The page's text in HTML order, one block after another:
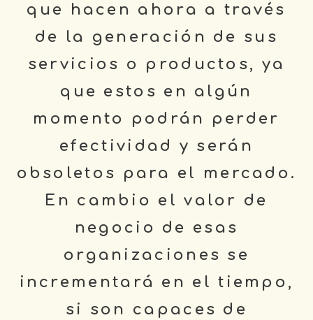
que hacen ahora a través
de la generación de sus
servicios o productos, ya
que estos en algún
momento podrán perder
efectividad y serán
obsoletos para el mercado.
En cambio el valor de
negocio de esas
organizaciones se
incrementará en el tiempo,
si son capaces de